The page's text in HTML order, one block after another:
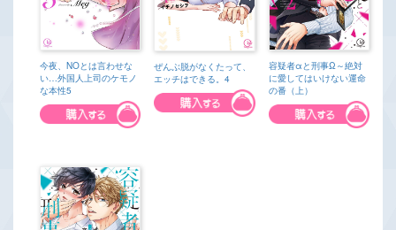
今夜、NOとは言わせな
い…外国人上司のケモノ
な本性5
ぜんぶ脱がなくたって、
エッチはできる。4
容疑者αと刑事Ω～絶対
に愛してはいけない運命
の番（上）